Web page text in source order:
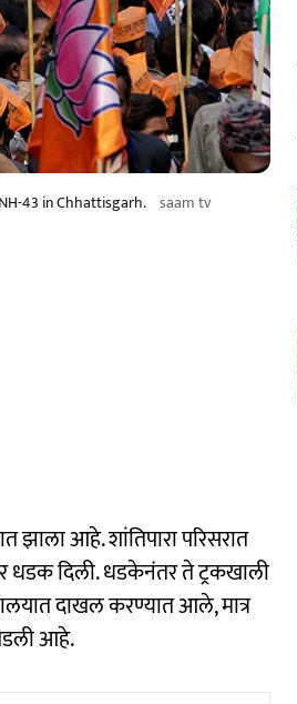
43 in Chhattisgarh. saam tv
झाला आहे. शांतिपारा परिसरात
धडक दिली. धडकेनंतर ते ट्रकखाली
दाखल करण्यात आले, मात्र
आहे.